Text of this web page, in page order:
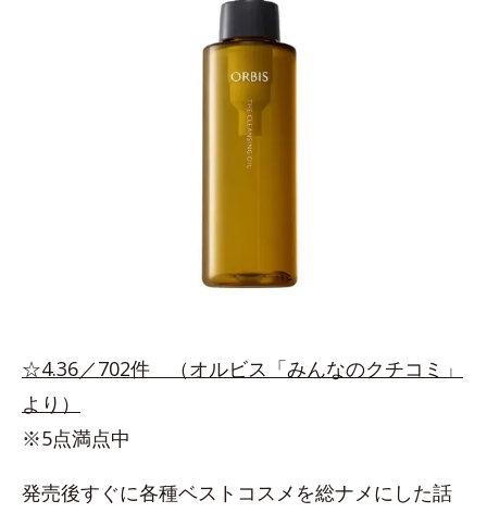
☆4.36／702件 （オルビス「みんなのクチコミ」
より）
※5点満点中
発売後すぐに各種ベストコスメを総ナメにした話